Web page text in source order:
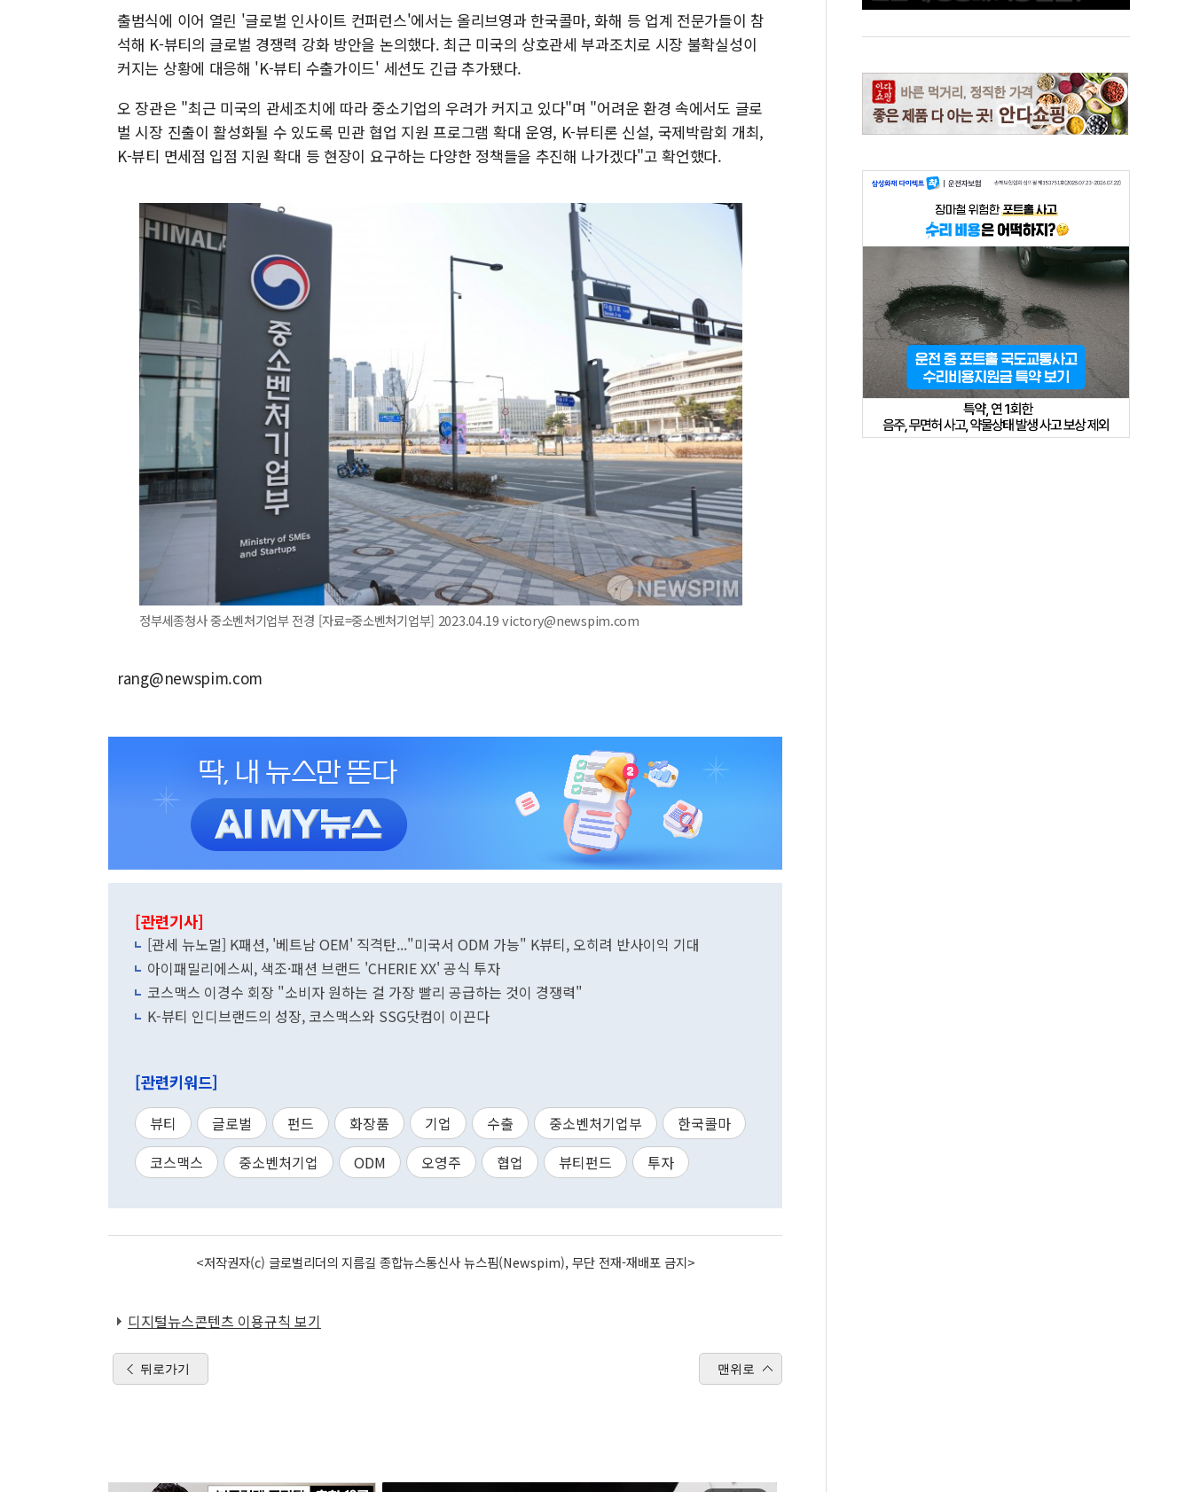
출범식에 이어 열린 '글로벌 인사이트 컨퍼런스'에서는 올리브영과 한국콜마, 화해 등 업계 전문가들이 참
석해 K-뷰티의 글로벌 경쟁력 강화 방안을 논의했다. 최근 미국의 상호관세 부과조치로 시장 불확실성이
커지는 상황에 대응해 'K-뷰티 수출가이드' 세션도 긴급 추가됐다.
오 장관은 "최근 미국의 관세조치에 따라 중소기업의 우려가 커지고 있다"며 "어려운 환경 속에서도 글로
벌 시장 진출이 활성화될 수 있도록 민관 협업 지원 프로그램 확대 운영, K-뷰티론 신설, 국제박람회 개최,
K-뷰티 면세점 입점 지원 확대 등 현장이 요구하는 다양한 정책들을 추진해 나가겠다"고 확언했다.
정부세종청사 중소벤처기업부 전경 [자료=중소벤처기업부] 2023.04.19 victory@newspim.com
rang@newspim.com
[관련기사]
[관세 뉴노멀] K패션, '베트남 OEM' 직격탄..."미국서 ODM 가능" K뷰티, 오히려 반사이익 기대
아이패밀리에스씨, 색조·패션 브랜드 'CHERIE XX' 공식 투자
코스맥스 이경수 회장 "소비자 원하는 걸 가장 빨리 공급하는 것이 경쟁력"
K-뷰티 인디브랜드의 성장, 코스맥스와 SSG닷컴이 이끈다
[관련키워드]
뷰티 글로벌 펀드 화장품 기업 수출 중소벤처기업부
한국콜마
코스맥스
중소벤처기업 ODM 오영주 협업 뷰티펀드 투자
<저작권자(c) 글로벌리더의 지름길 종합뉴스통신사 뉴스핌(Newspim), 무단 전재-재배포 금지>
디지털뉴스콘텐츠 이용규칙 보기
뒤로가기 맨위로